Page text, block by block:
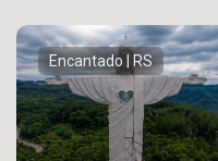
Gastronômico
Encantado | RS